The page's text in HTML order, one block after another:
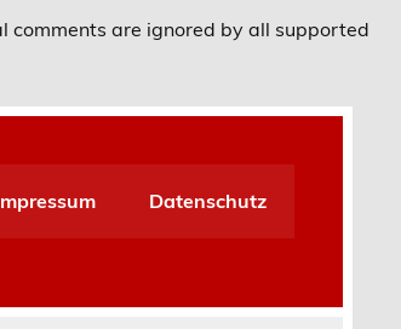
comments are ignored by all supported
Datenschutz